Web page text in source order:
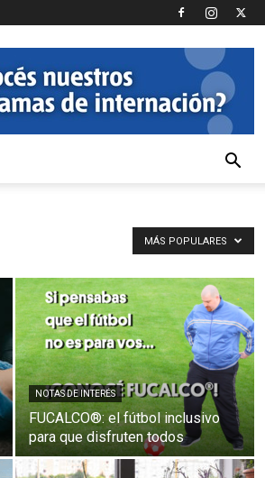
MÁS POPULARES
NOTAS DE INTERÉS
FUCALCO®: el fútbol inclusivo
para que disfruten todos